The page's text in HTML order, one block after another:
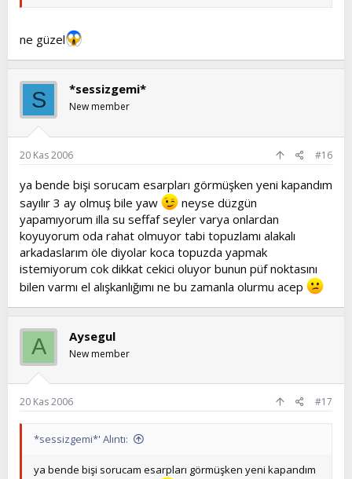
ne güzel
S *sessizgemi*
New member
20 Kas 2006 #16
ya bende bişi sorucam esarpları görmüşken yeni kapandım
sayılır 3 ay olmuş bile yaw
neyse düzgün
yapamıyorum illa su seffaf seyler varya onlardan
koyuyorum oda rahat olmuyor tabi topuzlamı alakalı
arkadaslarım öle diyolar koca topuzda yapmak
istemiyorum cok dikkat cekici oluyor bunun püf noktasını
bilen varmı el alışkanlığımı ne bu zamanla olurmu acep
A Aysegul
New member
20 Kas 2006 #17
*sessizgemi*' Alıntı:
ya bende bişi sorucam esarpları görmüşken yeni kapandım